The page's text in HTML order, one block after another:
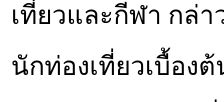
เที่ยวและกีฬา กล่
นักท่องเที่ยวเบื้อง